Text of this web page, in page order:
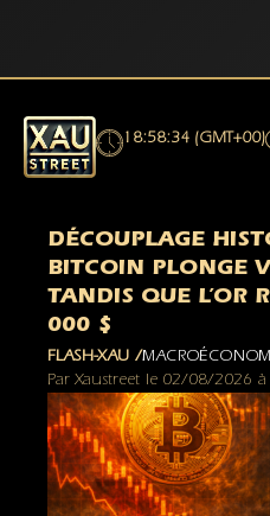
18:58:35 (GMT+00)
DÉCOUPLAGE
BITCOIN PLONGE
TANDIS QUE L’OR
000 $
FLASH-XAU /
Par Xaustreet le 02/08/2026 à